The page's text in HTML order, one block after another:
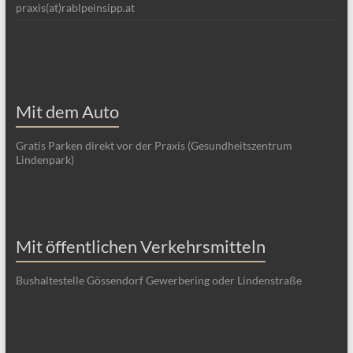
praxis(at)rablpeinsipp.at
Mit dem Auto
Gratis Parken direkt vor der Praxis (Gesundheitszentrum
Lindenpark)
Mit öffentlichen Verkehrsmitteln
Bushaltestelle Gössendorf Gewerbering oder Lindenstraße